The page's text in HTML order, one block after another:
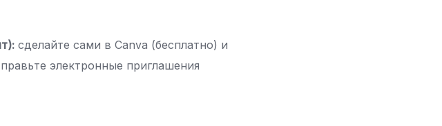
сделайте сами в Canva (бесплатно) и
электронные приглашения